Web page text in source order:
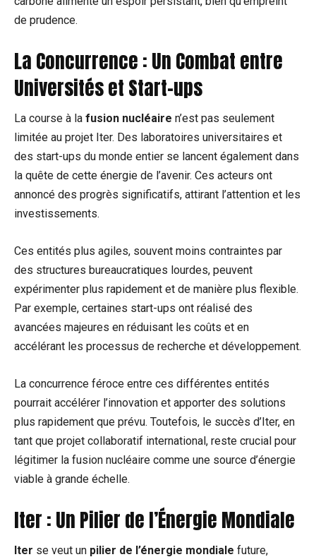
de prudence.
La Concurrence : Un Combat entre
Universités et Start-ups
La course à la fusion nucléaire n’est pas seulement
limitée au projet Iter. Des laboratoires universitaires et
des start-ups du monde entier se lancent également dans
la quête de cette énergie de l’avenir. Ces acteurs ont
annoncé des progrès significatifs, attirant l’attention et les
investissements.
Ces entités plus agiles, souvent moins contraintes par
des structures bureaucratiques lourdes, peuvent
expérimenter plus rapidement et de manière plus flexible.
Par exemple, certaines start-ups ont réalisé des
avancées majeures en réduisant les coûts et en
accélérant les processus de recherche et développement.
La concurrence féroce entre ces différentes entités
pourrait accélérer l’innovation et apporter des solutions
plus rapidement que prévu. Toutefois, le succès d’Iter, en
tant que projet collaboratif international, reste crucial pour
légitimer la fusion nucléaire comme une source d’énergie
viable à grande échelle.
Iter : Un Pilier de l’Énergie Mondiale
Iter se veut un pilier de l’énergie mondiale future,